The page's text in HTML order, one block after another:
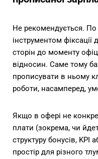
Не рекомендується.
інструментом
сторін до моменту
відносин. Саме тому
прописувати в ньому
роботи, насамперед,
Якщо в офері не
плати (зокрема, чи
структуру бонусів, KPI
простір для різного